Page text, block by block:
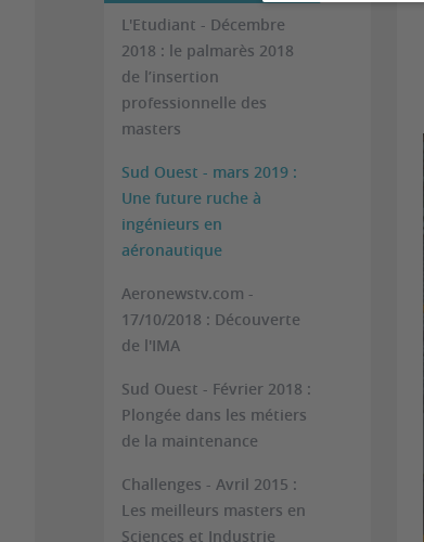
L'Etudiant - Décembre
2018 : le palmarès 2018
de l’insertion
professionnelle des
masters
Sud Ouest - mars 2019 :
Une future ruche à
ingénieurs en
aéronautique
Aeronewstv.com -
17/10/2018 : Découverte
de l'IMA
Sud Ouest - Février 2018 :
Plongée dans les métiers
de la maintenance
Challenges - Avril 2015 :
Les meilleurs masters en
Sciences et Industrie